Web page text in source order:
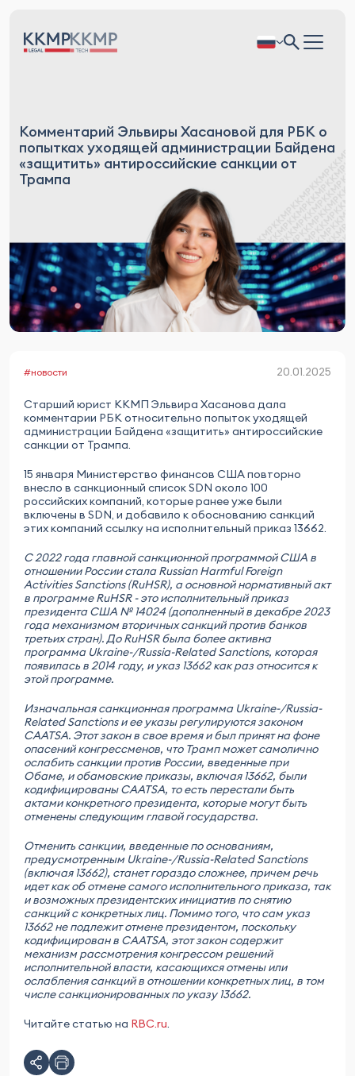
Комментарий Эльвиры Хасановой для РБК о
попытках уходящей администрации Байдена
«защитить» антироссийские санкции от
Трампа
#новости 20.01.2025
Cтарший юрист ККМП Эльвира Хасанова дала
комментарии РБК относительно попыток уходящей
администрации Байдена «защитить» антироссийские
санкции от Трампа.
15 января Министерство финансов США повторно
внесло в санкционный список SDN около 100
российских компаний, которые ранее уже были
включены в SDN, и добавило к обоснованию санкций
этих компаний ссылку на исполнительный приказ 13662.
С 2022 года главной санкционной программой США в
отношении России стала Russian Harmful Foreign
Activities Sanctions (RuHSR), а основной нормативный акт
в программе RuHSR - это исполнительный приказ
президента США № 14024 (дополненный в декабре 2023
года механизмом вторичных санкций против банков
третьих стран). До RuHSR была более активна
программа Ukraine-/Russia-Related Sanctions, которая
появилась в 2014 году, и указ 13662 как раз относится к
этой программе.
Изначальная санкционная программа Ukraine-/Russia-
Related Sanctions и ее указы регулируются законом
CAATSA. Этот закон в свое время и был принят на фоне
опасений конгрессменов, что Трамп может самолично
ослабить санкции против России, введенные при
Обаме, и обамовские приказы, включая 13662, были
кодифицированы CAATSA, то есть перестали быть
актами конкретного президента, которые могут быть
отменены следующим главой государства.
Отменить санкции, введенные по основаниям,
предусмотренным Ukraine-/Russia-Related Sanctions
(включая 13662), станет гораздо сложнее, причем речь
идет как об отмене самого исполнительного приказа, так
и возможных президентских инициатив по снятию
санкций с конкретных лиц. Помимо того, что сам указ
13662 не подлежит отмене президентом, поскольку
кодифицирован в CAATSA, этот закон содержит
механизм рассмотрения конгрессом решений
исполнительной власти, касающихся отмены или
ослабления санкций в отношении конкретных лиц, в том
числе санкционированных по указу 13662.
Читайте статью на RBC.ru.